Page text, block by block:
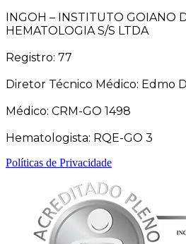
INGOH – INSTITUTO GOIANO
HEMATOLOGIA S/S LTDA
Registro: 77
Diretor Técnico Médico: Edmo
Médico: CRM-GO 1498
Hematologista: RQE-GO 3
Políticas de Privacidade